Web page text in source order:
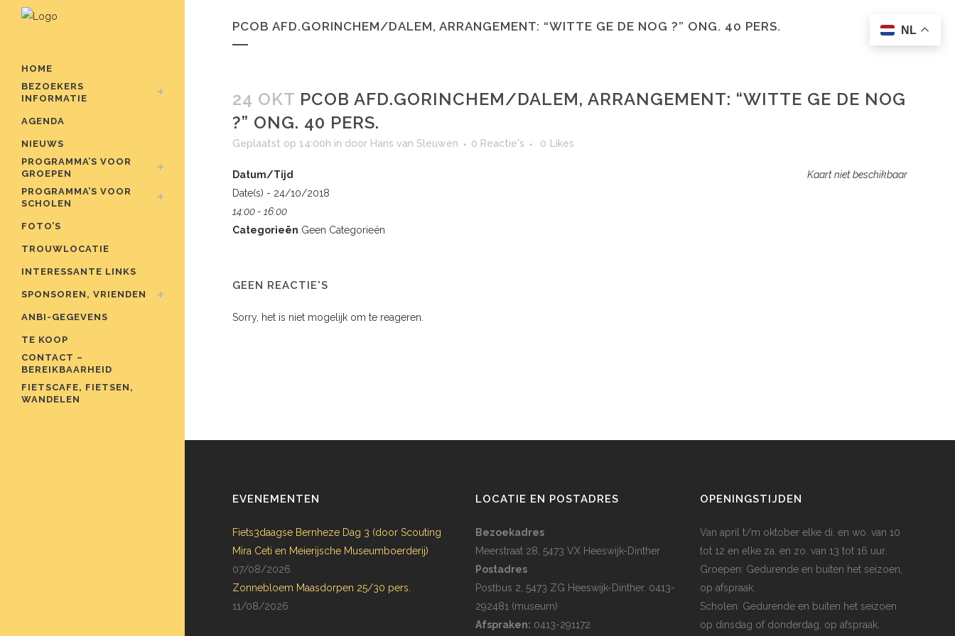
HOME
BEZOEKERS
INFORMATIE
AGENDA
NIEUWS
PROGRAMMA’S VOOR
GROEPEN
PROGRAMMA’S VOOR
SCHOLEN
FOTO’S
TROUWLOCATIE
INTERESSANTE LINKS
SPONSOREN, VRIENDEN
ANBI-GEGEVENS
TE KOOP
CONTACT –
BEREIKBAARHEID
FIETSCAFE, FIETSEN,
WANDELEN
PCOB AFD.GORINCHEM/DALEM, ARRANGEMENT: “WITTE GE DE NOG ?” ONG. 40 PERS.
24 OKT PCOB AFD.GORINCHEM/DALEM, ARRANGEMENT: “WITTE GE DE NOG
?” ONG. 40 PERS.
Geplaatst op 14:00h in door Hans van Sleuwen 0 Reactie's 0 Likes
Kaart niet beschikbaar
Datum/Tijd
Date(s) - 24/10/2018
14:00 - 16:00
Categorieën Geen Categorieën
GEEN REACTIE'S
Sorry, het is niet mogelijk om te reageren.
EVENEMENTEN
Fiets3daagse Bernheze Dag 3 (door Scouting
Mira Ceti en Meierijsche Museumboerderij)
07/08/2026
Zonnebloem Maasdorpen 25/30 pers.
11/08/2026
LOCATIE EN POSTADRES
Bezoekadres
Meerstraat 28, 5473 VX Heeswijk-Dinther
Postadres
Postbus 2, 5473 ZG Heeswijk-Dinther. 0413-
292481 (museum)
Afspraken: 0413-291172
OPENINGSTIJDEN
Van april t/m oktober elke di. en wo. van 10
tot 12 en elke za. en zo. van 13 tot 16 uur.
Groepen: Gedurende en buiten het seizoen,
op afspraak.
Scholen: Gedurende en buiten het seizoen
op dinsdag of donderdag, op afspraak.
NL